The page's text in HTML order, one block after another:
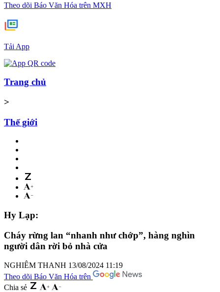
Theo dõi Báo Văn Hóa trên MXH
Tải App
Trang chủ
>
Thế giới
Hy Lạp:
Cháy rừng lan “nhanh như chớp”, hàng nghìn
người dân rời bỏ nhà cửa
NGHIÊM THANH 13/08/2024 11:19
Theo dõi Báo Văn Hóa trên
Chia sẻ